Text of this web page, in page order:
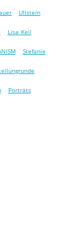
Ullstein
Lisa Keil
Stefanie
Porträts